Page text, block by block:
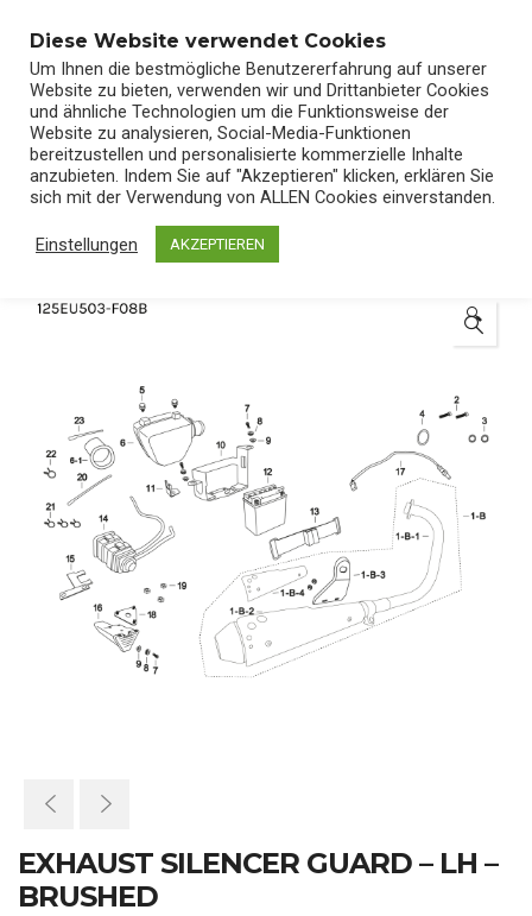
Start/Shop/Ersatzteile
🔍
EXHAUST SILENCER GUARD – LH –
BRUSHED
Diese Website verwendet Cookies
Um Ihnen die bestmögliche Benutzererfahrung auf unserer
Website zu bieten, verwenden wir und Drittanbieter Cookies
und ähnliche Technologien um die Funktionsweise der
Website zu analysieren, Social-Media-Funktionen
bereitzustellen und personalisierte kommerzielle Inhalte
anzubieten. Indem Sie auf "Akzeptieren" klicken, erklären Sie
sich mit der Verwendung von ALLEN Cookies einverstanden.
Einstellungen AKZEPTIEREN